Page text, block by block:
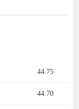
44.75
44.70